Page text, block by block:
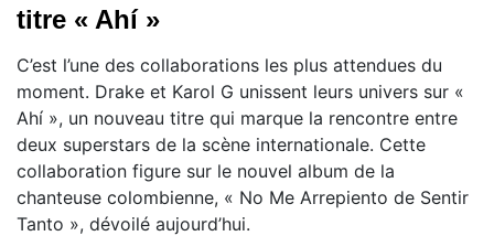
titre « Ahí »
C’est l’une des collaborations les plus attendues du
moment. Drake et Karol G unissent leurs univers sur «
Ahí », un nouveau titre qui marque la rencontre entre
deux superstars de la scène internationale. Cette
collaboration figure sur le nouvel album de la
chanteuse colombienne, « No Me Arrepiento de Sentir
Tanto », dévoilé aujourd’hui.